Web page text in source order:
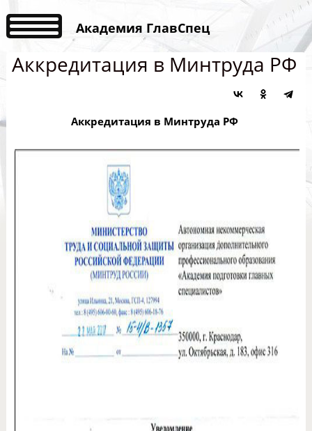
Академия ГлавСпец
Аккредитация в Минтруда РФ
Аккредитация в Минтруда РФ